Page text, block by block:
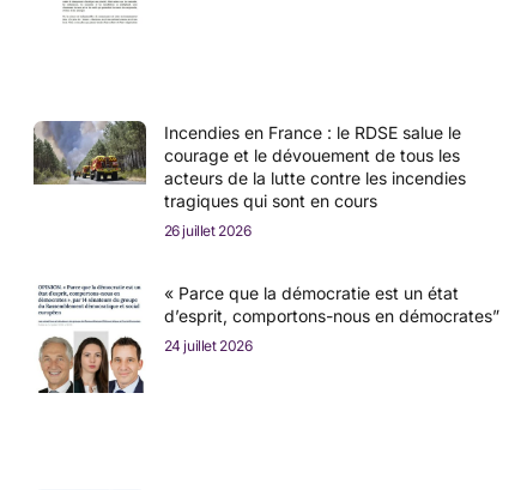
Incendies en France : le RDSE salue le
courage et le dévouement de tous les
acteurs de la lutte contre les incendies
tragiques qui sont en cours
26 juillet 2026
« Parce que la démocratie est un état
d’esprit, comportons-nous en démocrates”
24 juillet 2026